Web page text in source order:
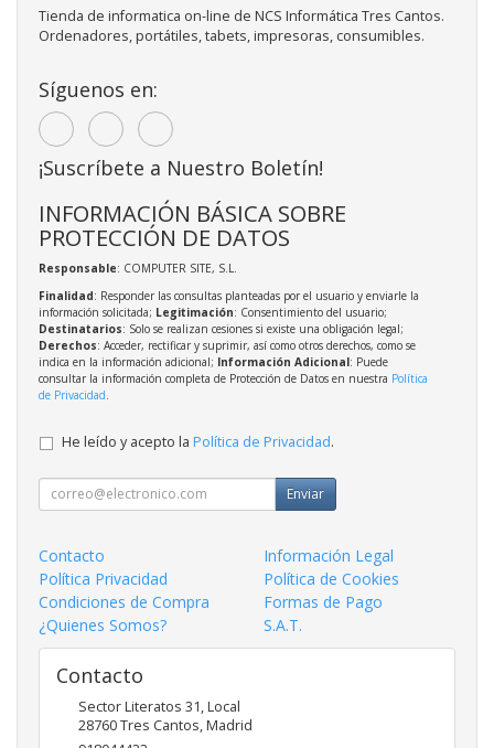
Tienda de informatica on-line de NCS Informática Tres Cantos.
Ordenadores, portátiles, tabets, impresoras, consumibles.
Síguenos en:
¡Suscríbete a Nuestro Boletín!
INFORMACIÓN BÁSICA SOBRE
PROTECCIÓN DE DATOS
Responsable: COMPUTER SITE, S.L.
Finalidad: Responder las consultas planteadas por el usuario y enviarle la
información solicitada; Legitimación: Consentimiento del usuario;
Destinatarios: Solo se realizan cesiones si existe una obligación legal;
Derechos: Acceder, rectificar y suprimir, así como otros derechos, como se
indica en la información adicional; Información Adicional: Puede
consultar la información completa de Protección de Datos en nuestra Política
de Privacidad
He leído y acepto la Política de Privacidad.
Enviar
Contacto
Información Legal
Política Privacidad
Política de Cookies
Condiciones de Compra
Formas de Pago
¿Quienes Somos?
S.A.T.
Contacto
Sector Literatos 31, Local
28760Tres Cantos,Madrid